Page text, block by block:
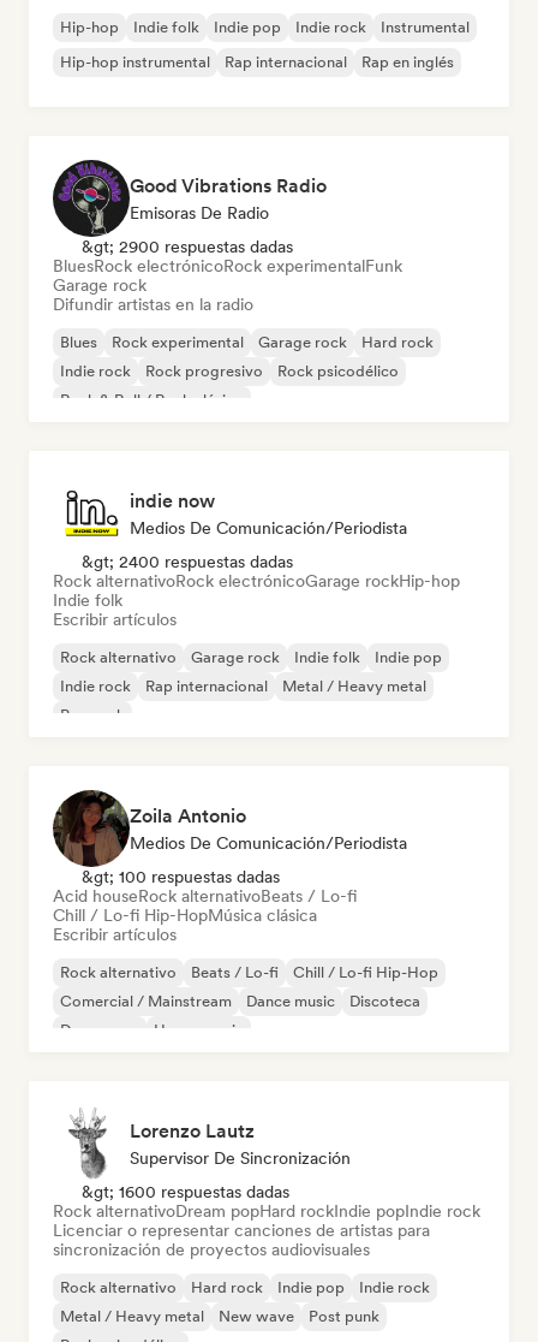
Hip-hop Indie folk Indie pop Indie rock
Instrumental
Hip-hop instrumental
Rap internacional Rap en inglés
Good Vibrations Radio
Emisoras De Radio
&gt; 2900 respuestas dadas
BluesRock electrónicoRock experimentalFunk
Garage rock
Difundir artistas en la radio
Blues Rock experimental Garage rock
Hard rock
Indie rock
Rock progresivo
Rock psicodélico
Rock & Roll / Rock clásico
indie now
Medios De Comunicación/Periodista
&gt; 2400 respuestas dadas
Rock alternativoRock electrónicoGarage rockHip-hop
Indie folk
Escribir artículos
Rock alternativo Garage rock Indie folk
Indie pop
Indie rock
Rap internacional
Metal / Heavy metal
Pop rock
Zoila Antonio
Medios De Comunicación/Periodista
&gt; 100 respuestas dadas
Acid houseRock alternativoBeats / Lo-fi
Chill / Lo-fi Hip-HopMúsica clásica
Escribir artículos
Rock alternativo Beats / Lo-fi
Chill / Lo-fi Hip-Hop
Comercial / Mainstream
Dance music
Discoteca
Dream pop
House music
Lorenzo Lautz
Supervisor De Sincronización
&gt; 1600 respuestas dadas
Rock alternativoDream popHard rockIndie popIndie rock
Licenciar o representar canciones de artistas para
sincronización de proyectos audiovisuales
Rock alternativo Hard rock Indie pop
Indie rock
Metal / Heavy metal
New wave
Post punk